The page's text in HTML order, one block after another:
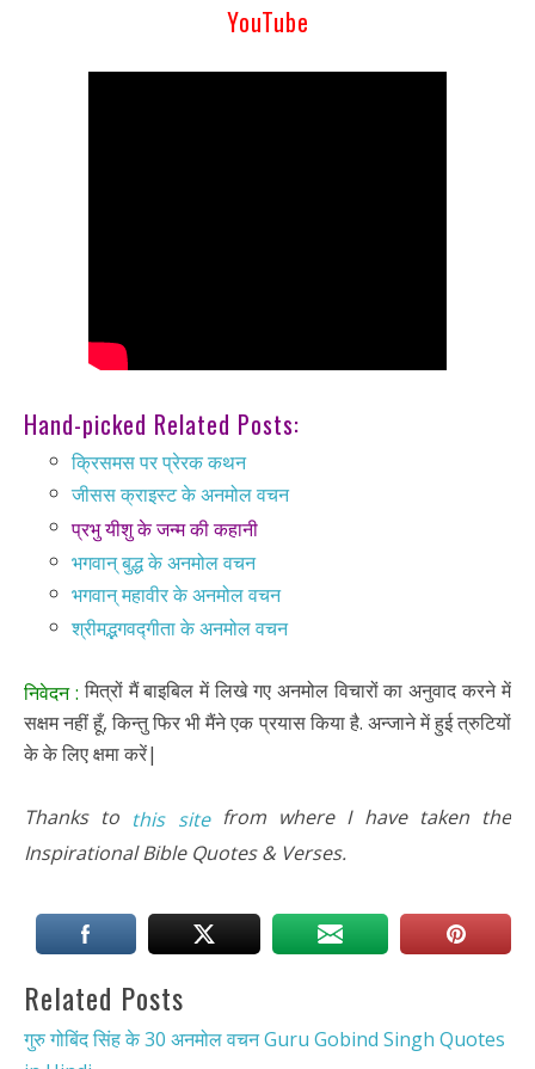
YouTube
Hand-picked Related Posts:
क्रिसमस पर प्रेरक कथन
जीसस क्राइस्ट के अनमोल वचन
प्रभु यीशु के जन्म की कहानी
भगवान् बुद्ध के अनमोल वचन
भगवान् महावीर के अनमोल वचन
श्रीमद्भगवद्गीता के अनमोल वचन
निवेदन : मित्रों मैं बाइबिल में लिखे गए अनमोल विचारों का अनुवाद करने में
सक्षम नहीं हूँ, किन्तु फिर भी मैंने एक प्रयास किया है. अन्जाने में हुई त्रुटियों
के के लिए क्षमा करें|
Thanks to this sitefrom where I have taken the
Inspirational Bible Quotes & Verses.
Related Posts
गुरु गोबिंद सिंह के 30 अनमोल वचन Guru Gobind Singh Quotes